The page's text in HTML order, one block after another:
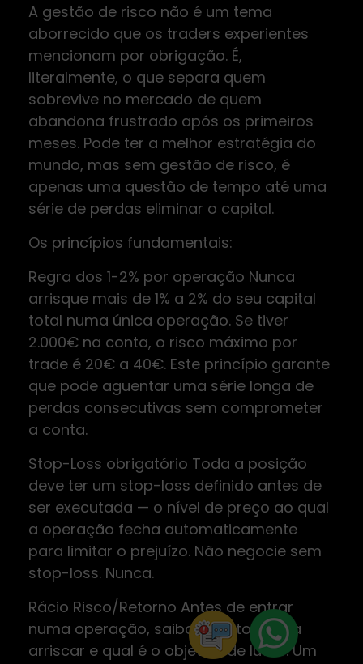
A gestão de risco não é um tema
aborrecido que os traders experientes
mencionam por obrigação. É,
literalmente, o que separa quem
sobrevive no mercado de quem
abandona frustrado após os primeiros
meses. Pode ter a melhor estratégia do
mundo, mas sem gestão de risco, é
apenas uma questão de tempo até uma
série de perdas eliminar o capital.
Os princípios fundamentais:
Regra dos 1-2% por operação Nunca
arrisque mais de 1% a 2% do seu capital
total numa única operação. Se tiver
2.000€ na conta, o risco máximo por
trade é 20€ a 40€. Este princípio garante
que pode aguentar uma série longa de
perdas consecutivas sem comprometer
a conta.
Stop-Loss obrigatório Toda a posição
deve ter um stop-loss definido antes de
ser executada — o nível de preço ao qual
a operação fecha automaticamente
para limitar o prejuízo. Não negocie sem
stop-loss. Nunca.
Rácio Risco/Retorno Antes de entrar
numa operação, saiba quanto está a
arriscar e qual é o objetivo de lucro. Um